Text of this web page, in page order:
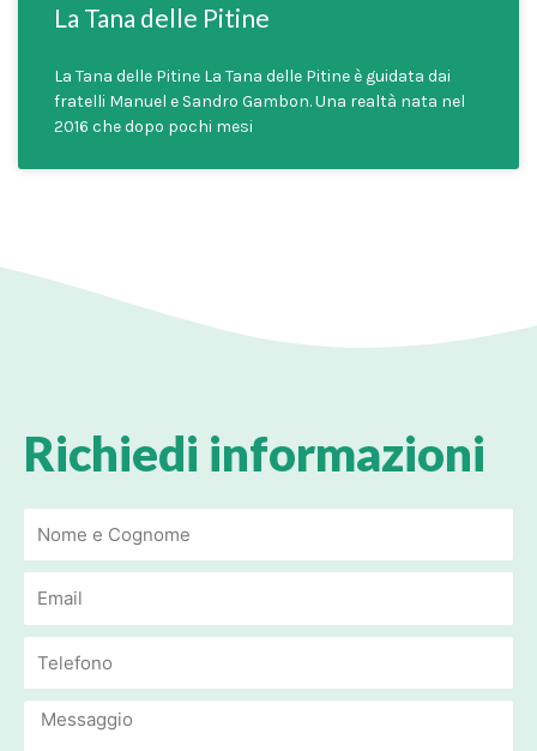
La Tana delle Pitine
La Tana delle Pitine La Tana delle Pitine è guidata dai
fratelli Manuel e Sandro Gambon. Una realtà nata nel
2016 che dopo pochi mesi
Richiedi informazioni
Email
Email
Message